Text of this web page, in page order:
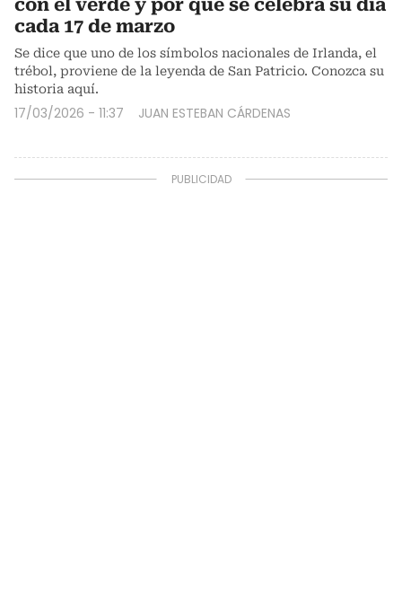
cada 17 de marzo
Se dice que uno de los símbolos nacionales de Irlanda, el
trébol, proviene de la leyenda de San Patricio. Conozca su
historia aquí.
17/03/2026 - 11:37 JUAN ESTEBAN CÁRDENAS